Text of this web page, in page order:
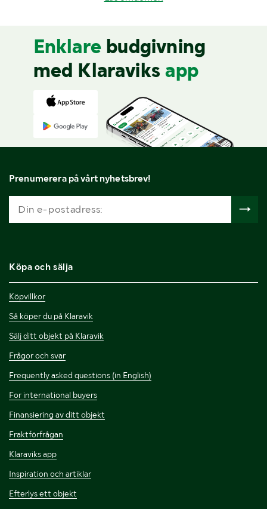
Enklare budgivning
med Klaraviks app
Prenumerera på vårt nyhetsbrev!
Köpa och sälja
Köpvillkor
Så köper du på Klaravik
Sälj ditt objekt på Klaravik
Frågor och svar
Frequently asked questions (in English)
For international buyers
Finansiering av ditt objekt
Fraktförfrågan
Klaraviks app
Inspiration och artiklar
Efterlys ett objekt